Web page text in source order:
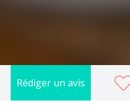
Rédiger un avis